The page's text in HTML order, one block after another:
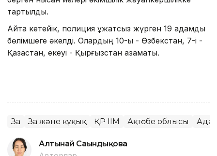
тартылды.
Айта кетейік, полиция құжатсыз жүрген 19 адамды
бөлімшеге әкелді. Олардың 10-ы - Өзбекстан, 7-і -
Қазақстан, екеуі - Қырғызстан азаматы.
Заң Заң және құқық ҚР ІІМ Ақтөбе облысы
Алтынай Сағындықова